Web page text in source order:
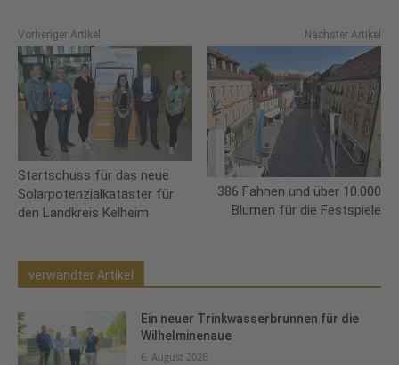
Vorheriger Artikel
Startschuss für das neue
Solarpotenzialkataster für
den Landkreis Kelheim
Nächster Artikel
386 Fahnen und über 10.000
Blumen für die Festspiele
verwandter Artikel
Ein neuer Trinkwasserbrunnen für die
Wilhelminenaue
6. August 2026